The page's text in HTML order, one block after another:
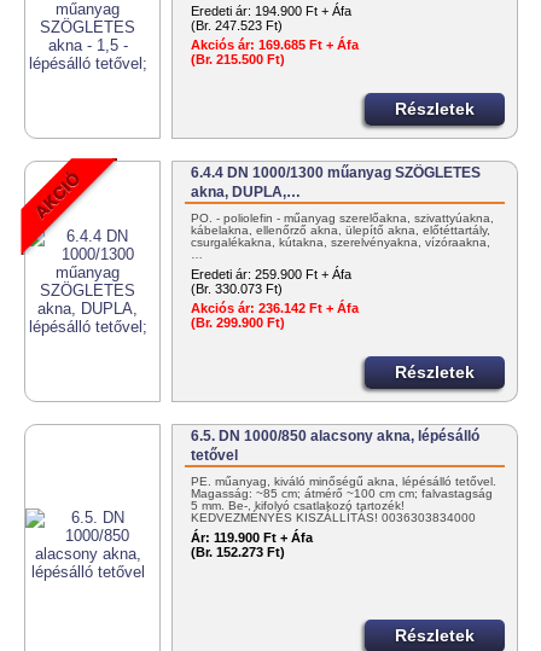
Eredeti ár: 194.900 Ft + Áfa
(Br. 247.523 Ft)
Akciós ár: 169.685 Ft + Áfa
(Br. 215.500 Ft)
Részletek
6.4.4 DN 1000/1300 műanyag SZÖGLETES
akna, DUPLA,…
PO. - poliolefin - műanyag szerelőakna, szivattyúakna,
kábelakna, ellenőrző akna, ülepítő akna, előtéttartály,
csurgalékakna, kútakna, szerelvényakna, vízóraakna,
…
Eredeti ár: 259.900 Ft + Áfa
(Br. 330.073 Ft)
Akciós ár: 236.142 Ft + Áfa
(Br. 299.900 Ft)
Részletek
6.5. DN 1000/850 alacsony akna, lépésálló
tetővel
PE. műanyag, kiváló minőségű akna, lépésálló tetővel.
Magasság: ~85 cm; átmérő ~100 cm cm; falvastagság
5 mm. Be-, kifolyó csatlakozó tartozék!
KEDVEZMÉNYES KISZÁLLÍTÁS! 0036303834000
vagy info@tartalygyar.hu
Ár: 119.900 Ft + Áfa
(Br. 152.273 Ft)
Részletek